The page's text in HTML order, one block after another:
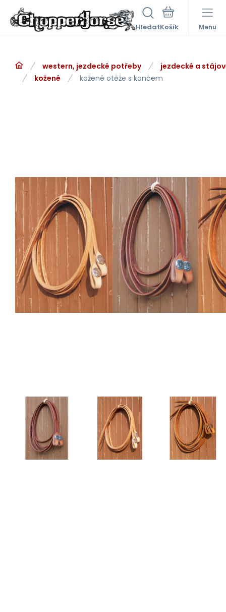
Hledat Menu
western, jezdecké potřeby
jezdecké a
kožené
kožené otěže s končem